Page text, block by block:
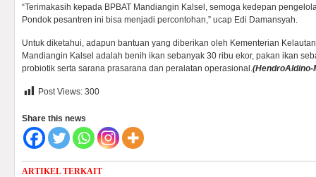
“Terimakasih kepada BPBAT Mandiangin Kalsel, semoga kedepan
Pondok pesantren ini bisa menjadi percontohan,” ucap Edi Damansyah.
Untuk diketahui, adapun bantuan yang diberikan oleh Kementerian
Mandiangin Kalsel adalah benih ikan sebanyak 30 ribu ekor, pakan ikan
probiotik serta sarana prasarana dan peralatan operasional.(HendroAldino-
Post Views: 300
Share this news
ARTIKEL TERKAIT